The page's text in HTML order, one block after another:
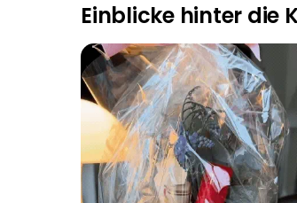
Einblicke hinter die